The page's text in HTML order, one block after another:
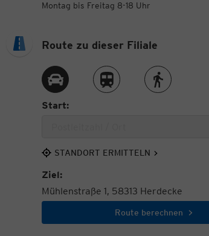
Montag bis Freitag 8-18 Uhr
Route zu dieser Filiale
Route per AutoRoute per ZugRoute zu Fuß
Start:
STANDORT ERMITTELN
Ziel:
Mühlenstraße 1, 58313 Herdecke
Route berechnen